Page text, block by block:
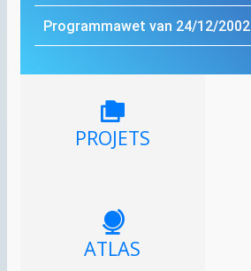
Programmawet van 24/12/2002
PROJETS
ATLAS